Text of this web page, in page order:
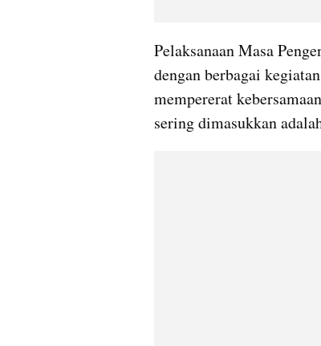
Pelaksanaan Masa
dengan berbagai
mempererat
sering dimasukkan